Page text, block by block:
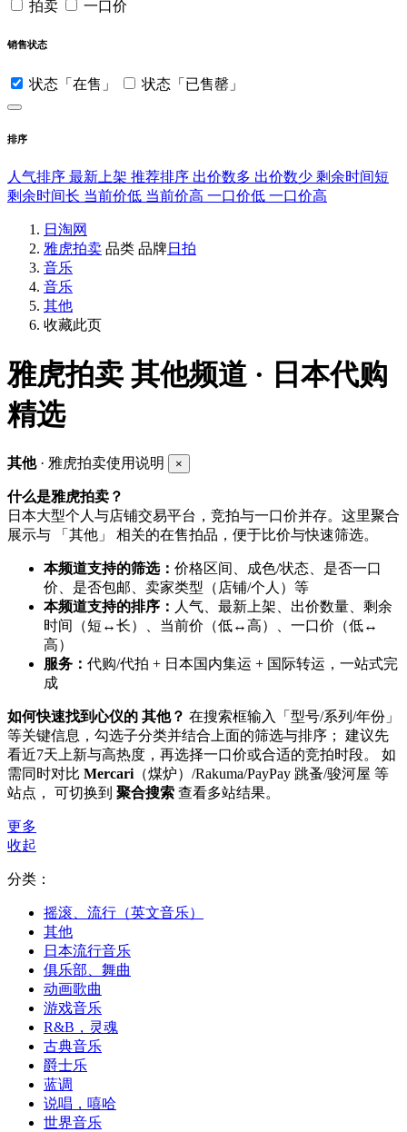
拍卖 一口价
销售状态
状态「在售」 状态「已售罄」
排序
人气排序 最新上架 推荐排序 出价数多 出价数少 剩余时间短
剩余时间长 当前价低 当前价高 一口价低 一口价高
日淘网
雅虎拍卖 品类 品牌日拍
音乐
音乐
其他
收藏此页
雅虎拍卖 其他频道 · 日本代购
精选
其他· 雅虎拍卖使用说明 ×
什么是雅虎拍卖？
日本大型个人与店铺交易平台，竞拍与一口价并存。这里聚合
展示与 「其他」 相关的在售拍品，便于比价与快速筛选。
本频道支持的筛选： 价格区间、成色/状态、是否一口
价、是否包邮、卖家类型（店铺/个人）等
本频道支持的排序： 人气、最新上架、出价数量、剩余
时间（短↔长）、当前价（低↔高）、一口价（低↔
高）
服务： 代购/代拍 + 日本国内集运 + 国际转运，一站式完
成
如何快速找到心仪的 其他？ 在搜索框输入「型号/系列/年份」
等关键信息，勾选子分类并结合上面的筛选与排序； 建议先
看近7天上新与高热度，再选择一口价或合适的竞拍时段。 如
需同时对比 Mercari （煤炉）/Rakuma/PayPay 跳蚤/骏河屋 等
站点， 可切换到 聚合搜索 查看多站结果。
更多
收起
分类：
摇滚、流行（英文音乐）
其他
日本流行音乐
俱乐部、舞曲
动画歌曲
游戏音乐
R&B，灵魂
古典音乐
爵士乐
蓝调
说唱，嘻哈
世界音乐